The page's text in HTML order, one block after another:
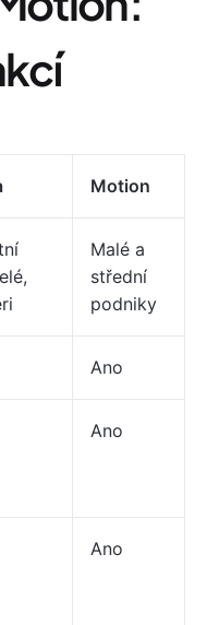
Motion
Malé a
střední
podniky
Ano
Ano
Ano